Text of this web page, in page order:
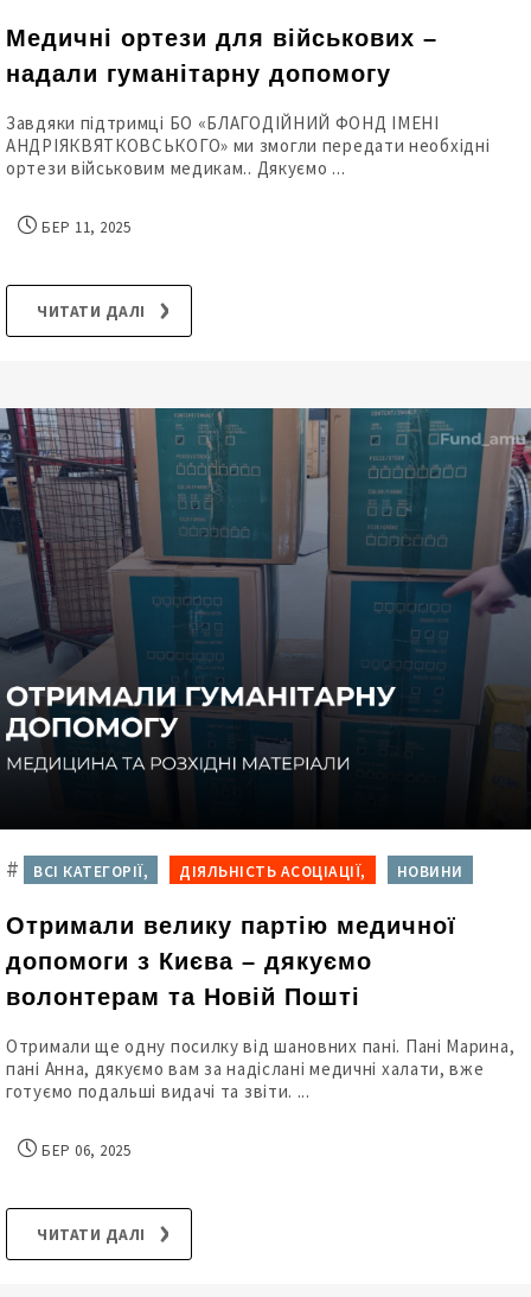
Медичні ортези для військових –
надали гуманітарну допомогу
Завдяки підтримці БО «БЛАГОДІЙНИЙ ФОНД ІМЕНІ
АНДРІЯКВЯТКОВСЬКОГО» ми змогли передати необхідні
ортези військовим медикам.. Дякуємо ...
БЕР 11, 2025
ЧИТАТИ ДАЛІ
# ВСІ КАТЕГОРІЇ, ДІЯЛЬНІСТЬ АСОЦІАЦІЇ, НОВИНИ
Отримали велику партію медичної
допомоги з Києва – дякуємо
волонтерам та Новій Пошті
Отримали ще одну посилку від шановних пані. Пані Марина,
пані Анна, дякуємо вам за надіслані медичні халати, вже
готуємо подальші видачі та звіти. ...
БЕР 06, 2025
ЧИТАТИ ДАЛІ